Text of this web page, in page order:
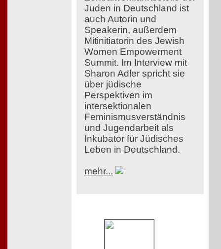
Juden in Deutschland ist
auch Autorin und
Speakerin, außerdem
Mitinitiatorin des Jewish
Women Empowerment
Summit. Im Interview mit
Sharon Adler spricht sie
über jüdische
Perspektiven im
intersektionalen
Feminismusverständnis
und Jugendarbeit als
Inkubator für Jüdisches
Leben in Deutschland.
mehr...